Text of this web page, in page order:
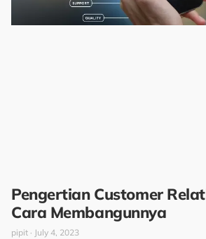
Pengertian Customer
Cara Membangunnya
pipit July 4, 2023